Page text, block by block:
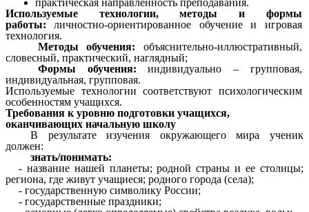
практическая направленность преподавания.
Используемые технологии, методы и формы
работы: личностно-ориентированное обучение и игровая
технология.
Методы обучения: объяснительно-иллюстративный,
словесный, практический, наглядный;
Формы обучения: индивидуально – групповая,
индивидуальная, групповая.
Используемые технологии соответствуют психологическим
особенностям учащихся.
Требования к уровню подготовки учащихся,
оканчивающих начальную школу
В результате изучения окружающего мира ученик
должен:
знать/понимать:
- название нашей планеты; родной страны и ее столицы;
региона, где живут учащиеся; родного города (села);
- государственную символику России;
- государственные праздники;